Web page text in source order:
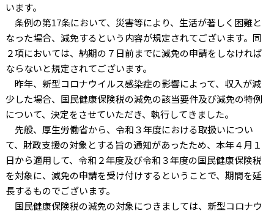
います。
条例の第17条において、災害等により、生活が著しく困難と
なった場合、減免するという内容が規定されてございます。同
２項においては、納期の７日前までに減免の申請をしなければ
ならないと規定されてございます。
昨年、新型コロナウイルス感染症の影響によって、収入が減
少した場合、国民健康保険税の減免の該当要件及び減免の特例
について、決定をさせていただき、執行してきました。
先般、厚生労働省から、令和３年度における取扱いについ
て、財政支援の対象とする旨の通知があったため、本年４月１
日から適用して、令和２年度及び令和３年度の国民健康保険税
を対象に、減免の申請を受け付けするということで、期間を延
長するものでございます。
国民健康保険税の減免の対象につきましては、新型コロナウ